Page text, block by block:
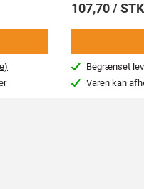
107,70 / STK
Begrænset
Varen kan